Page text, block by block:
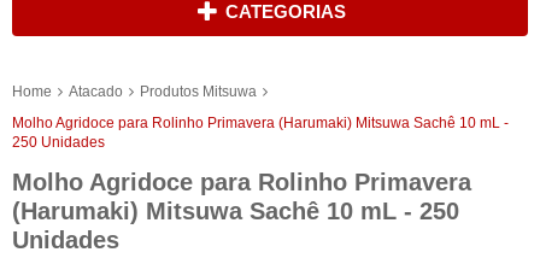
CATEGORIAS
Home Atacado
Produtos Mitsuwa
Molho Agridoce para Rolinho Primavera (Harumaki) Mitsuwa Sachê 10 mL -
250 Unidades
Molho Agridoce para Rolinho Primavera
(Harumaki) Mitsuwa Sachê 10 mL - 250
Unidades